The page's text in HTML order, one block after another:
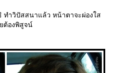
ทำวิปัสสนาแล้ว หน้าตาจะผ่องใส
ต้องพิสูจน์